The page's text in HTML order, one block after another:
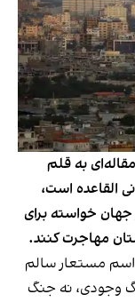
به قلم
القاعده است،
خواسته برای
مهاجرت کنند.
اسم مستعار سالم
وجودی، نه جنگ